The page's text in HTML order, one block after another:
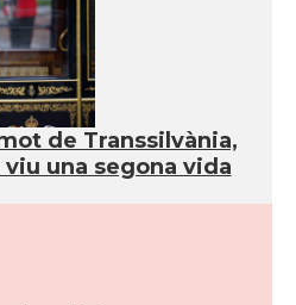
de Transsilvània,
una segona vida